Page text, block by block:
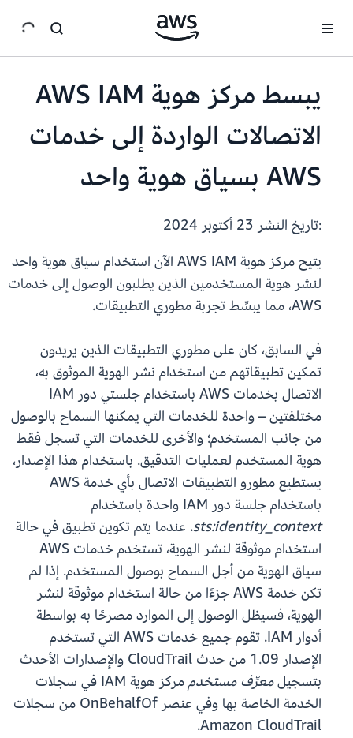
يبسط مركز هوية AWS IAM
الاتصالات الواردة إلى خدمات
AWS بسياق هوية واحد
:تاريخ النشر
يتيح مركز هوية AWS IAM الآن استخدام سياق هوية واحد
لنشر هوية المستخدمين الذين يطلبون الوصول إلى خدمات
AWS، مما يبسِّط تجربة مطوري التطبيقات.
في السابق، كان على مطوري التطبيقات الذين يريدون
تمكين تطبيقاتهم من استخدام نشر الهوية الموثوق به،
الاتصال بخدمات AWS باستخدام جلستي دور IAM
مختلفتين – واحدة للخدمات التي يمكنها السماح بالوصول
من جانب المستخدم؛ والأخرى للخدمات التي تسجل فقط
هوية المستخدم لعمليات التدقيق. باستخدام هذا الإصدار،
يستطيع مطورو التطبيقات الاتصال بأي خدمة AWS
باستخدام جلسة دور IAM واحدة باستخدام
sts:identity_context. عندما يتم تكوين تطبيق في حالة
استخدام موثوقة لنشر الهوية، تستخدم خدمات AWS
سياق الهوية من أجل السماح بوصول المستخدم. إذا لم
تكن خدمة AWS جزءًا من حالة استخدام موثوقة لنشر
الهوية، فسيظل الوصول إلى الموارد مصرحًا به بواسطة
أدوار IAM. تقوم جميع خدمات AWS التي تستخدم
الإصدار 1.09 من حدث CloudTrail والإصدارات الأحدث
بتسجيلمعرِّف مستخدم
مركز هوية IAM في سجلات
الخدمة الخاصة بها وفي عنصر OnBehalfOf من سجلات
Amazon CloudTrail.